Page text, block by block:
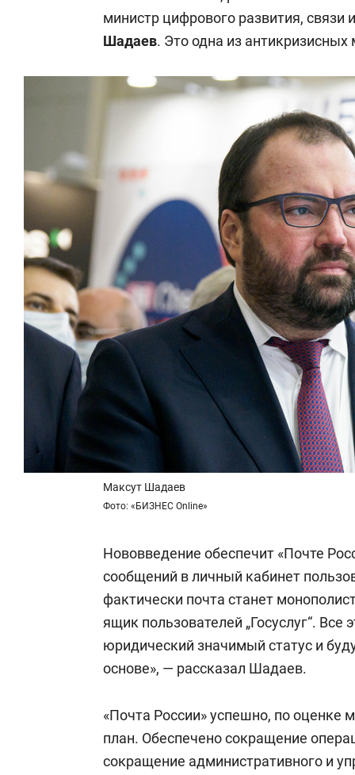
министр цифрового развития,
Шадаев. Это одна из
Максут Шадаев
Фото: «БИЗНЕС Online»
Нововведение обеспечит «Почте
сообщений в личный кабинет
фактически почта станет
ящик пользователей „Госуслуг“.
юридический значимый статус и
основе», — рассказал Шадаев.
«Почта России» успешно, по оценке
план. Обеспечено сокращение
сокращение административного и